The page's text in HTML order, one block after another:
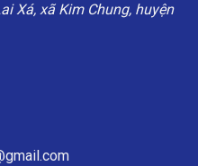
Xá, xã Kim Chung, huyện